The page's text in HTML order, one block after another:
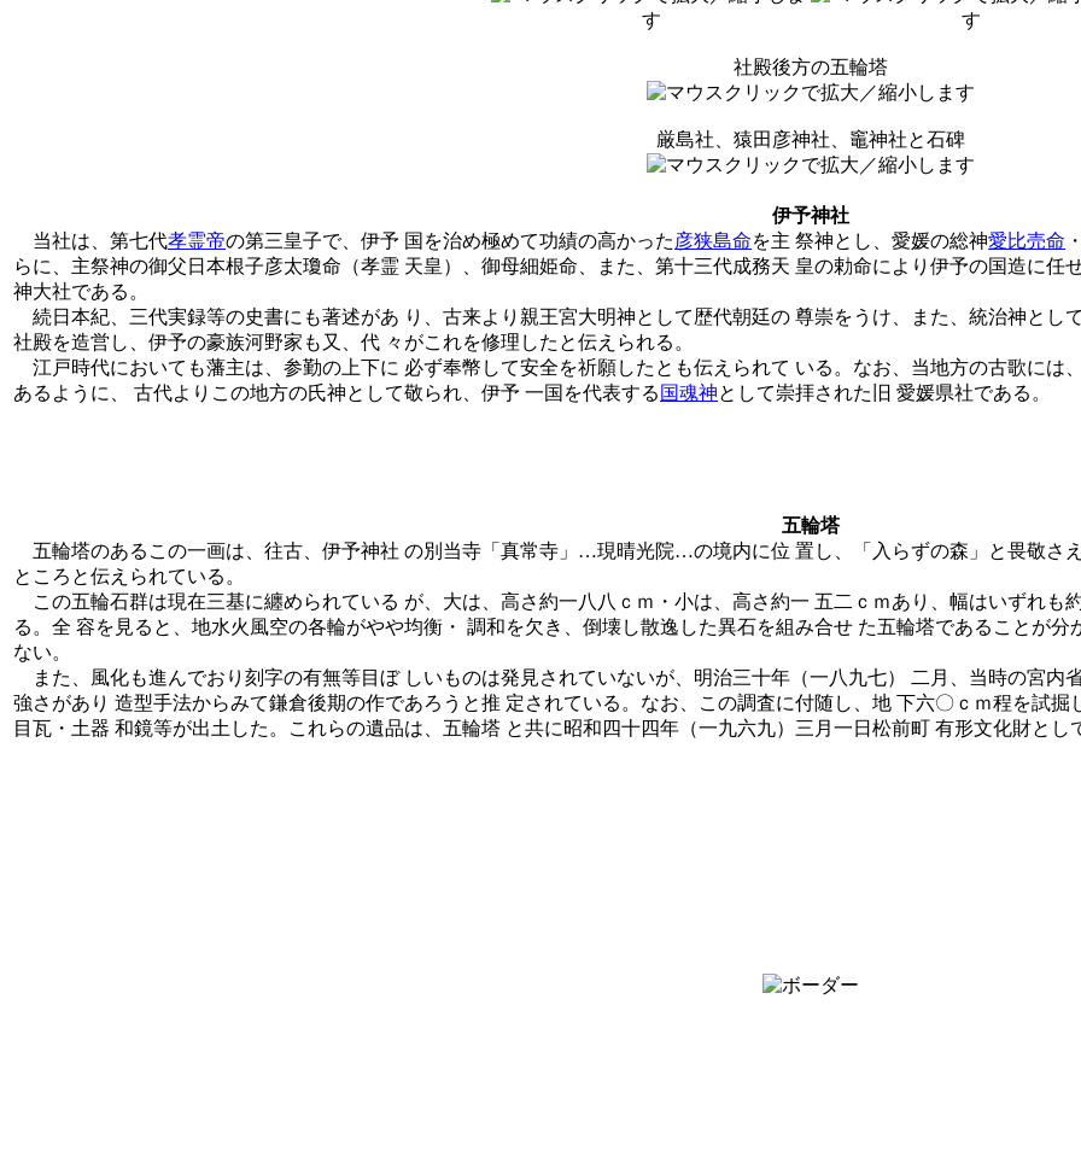
社殿後方の五輪塔
厳島社、猿田彦神社、竈神社と石碑
伊予神社
当社は、第七代孝霊帝の第三皇子で、伊予 国を治め極めて功績の高かった 彦狭島命を主 祭神とし、愛媛の総神愛比売命
らに、主祭神の御父日本根子彦太瓊命（孝霊 天皇）、御母細姫命、また、第十三代成務天 皇の勅命により伊予の国造に任
神大社である。
続日本紀、三代実録等の史書にも著述があ り、古来より親王宮大明神として歴代朝廷の 尊崇をうけ、また、統治神とし
社殿を造営し、伊予の豪族河野家も又、代 々がこれを修理したと伝えられる。
江戸時代においても藩主は、参勤の上下に 必ず奉幣して安全を祈願したとも伝えられて いる。なお、当地方の古歌に
あるように、 古代よりこの地方の氏神として敬られ、伊予 一国を代表する 国魂神として崇拝された旧 愛媛県社である。
五輪塔
五輪塔のあるこの一画は、往古、伊予神社 の別当寺「真常寺」…現晴光院…の境内に位 置し、「入らずの森」と畏敬さ
ところと伝えられている。
この五輪石群は現在三基に纏められている が、大は、高さ約一八八ｃｍ・小は、高さ約一 五二ｃｍあり、幅はいずれも
る。全 容を見ると、地水火風空の各輪がやや均衡・ 調和を欠き、倒壊し散逸した異石を組み合せ た五輪塔であることが
ない。
また、風化も進んでおり刻字の有無等目ぼ しいものは発見されていないが、明治三十年（一八九七） 二月、当時の宮内
強さがあり 造型手法からみて鎌倉後期の作であろうと推 定されている。なお、この調査に付随し、地 下六〇ｃｍ程を試
目瓦・土器 和鏡等が出土した。これらの遺品は、五輪塔 と共に昭和四十四年（一九六九）三月一日松前町 有形文化財とし